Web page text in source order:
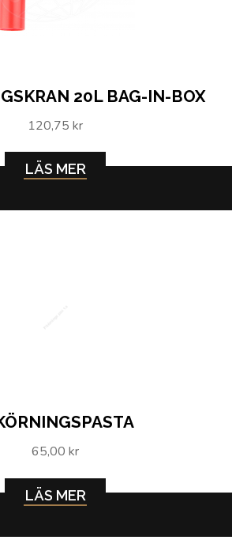
20L BAG-IN-BOX
120,75 kr
LÄS MER
65,00 kr
LÄS MER